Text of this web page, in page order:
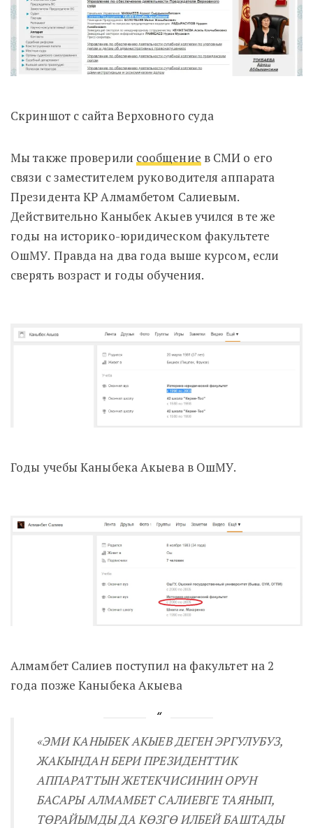
Скриншот с сайта Верховного суда
Мы также проверили сообщение в СМИ о его
связи с заместителем руководителя аппарата
Президента КР Алмамбетом Салиевым.
Действительно Каныбек Акыев учился в те же
годы на историко-юридическом факультете
ОшМУ. Правда на два года выше курсом, если
сверять возраст и годы обучения.
Годы учебы Каныбека Акыева в ОшМУ.
Алмамбет Салиев поступил на факультет на 2
года позже Каныбека Акыева
«ЭМИ КАНЫБЕК АКЫЕВ ДЕГЕН ЭРГУЛУБУЗ,
ЖАКЫНДАН БЕРИ ПРЕЗИДЕНТТИК
АППАРАТТЫН ЖЕТЕКЧИСИНИН ОРУН
БАСАРЫ АЛМАМБЕТ САЛИЕВГЕ ТАЯНЫП,
ТӨРАЙЫМДЫ ДА КӨЗГӨ ИЛБЕЙ БАШТАДЫ